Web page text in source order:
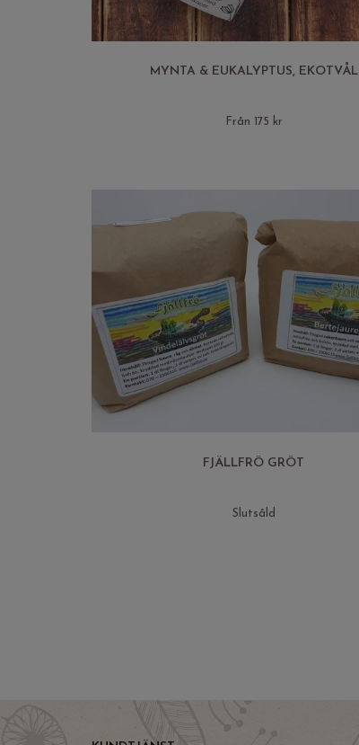
MYNTA & EUKALYPTUS, EKOTVÅL
Från 175 kr
FJÄLLFRÖ GRÖT
Slutsåld